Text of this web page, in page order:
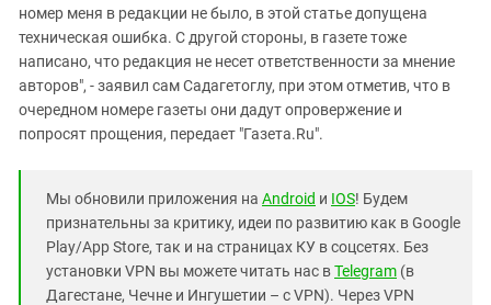
номер меня в редакции не было, в этой статье допущена
техническая ошибка. С другой стороны, в газете тоже
написано, что редакция не несет ответственности за мнение
авторов", - заявил сам Садагетоглу, при этом отметив, что в
очередном номере газеты они дадут опровержение и
попросят прощения, передает "Газета.Ru".
Мы обновили приложения на Android и IOS! Будем
признательны за критику, идеи по развитию как в Google
Play/App Store, так и на страницах КУ в соцсетях. Без
установки VPN вы можете читать нас вTelegram (в
Дагестане, Чечне и Ингушетии – с VPN). Через VPN